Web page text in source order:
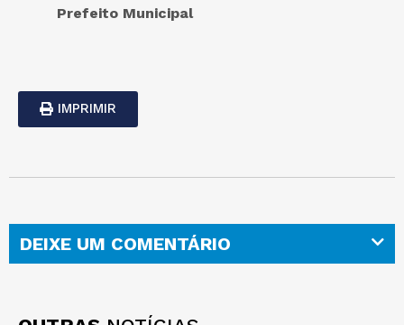
Prefeito Municipal
IMPRIMIR
DEIXE UM COMENTÁRIO